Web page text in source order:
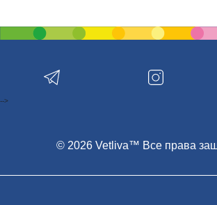
© 2026 Vetliva™ Все права
-->